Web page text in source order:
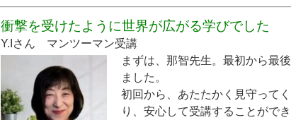
衝撃を受けたように世界が広がる学びでした
Y.Iさん マンツーマン受講
まずは、那智先生。最初から最
ました。
初回から、あたたかく見守って
り、安心して受講することができ